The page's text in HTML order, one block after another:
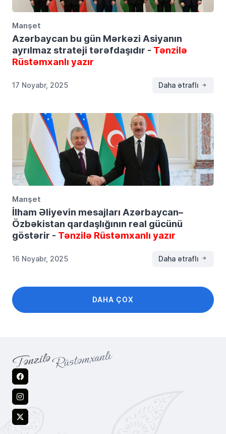
Manşet
Azərbaycan bu gün Mərkəzi Asiyanın
ayrılmaz strateji tərəfdaşıdır - Tənzilə
Rüstəmxanlı yazır
17 Noyabr, 2025 Daha ətraflı
Manşet
İlham Əliyevin mesajları Azərbaycan–
Özbəkistan qardaşlığının real gücünü
göstərir - Tənzilə Rüstəmxanlı yazır
16 Noyabr, 2025 Daha ətraflı
DAHA ÇOX
Facebook
Instagram
X